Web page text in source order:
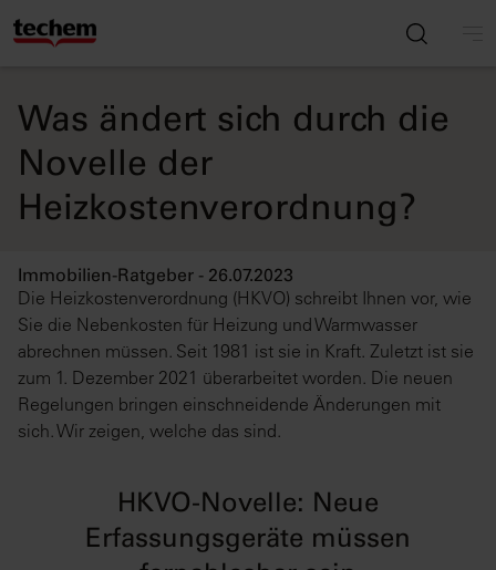
Was ändert sich durch die
Novelle der
Heizkostenverordnung?
Immobilien-Ratgeber - 26.07.2023
Die Heizkostenverordnung (HKVO) schreibt Ihnen vor, wie
Sie die Nebenkosten für Heizung und Warmwasser
abrechnen müssen. Seit 1981 ist sie in Kraft. Zuletzt ist sie
zum 1. Dezember 2021 überarbeitet worden. Die neuen
Regelungen bringen einschneidende Änderungen mit
sich. Wir zeigen, welche das sind.
HKVO-Novelle: Neue
Erfassungsgeräte müssen